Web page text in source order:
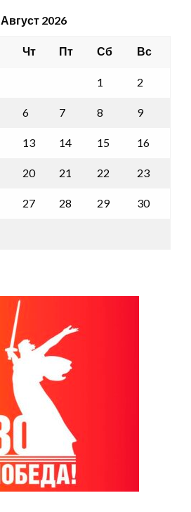
Август 2026
Чт Пт Сб Вс
1 2
6 7 8 9
13 14 15 16
20 21 22 23
27 28 29 30